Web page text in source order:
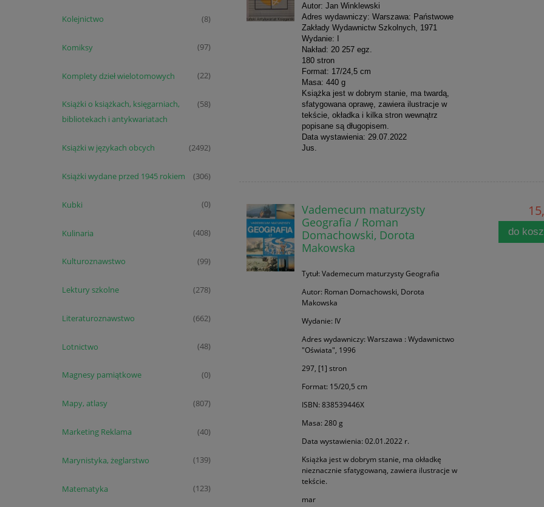
Kolejnictwo (8)
Komiksy (97)
Komplety dzieł wielotomowych (22)
Książki o książkach, księgarniach,
bibliotekach i antykwariatach
(58)
Książki w językach obcych (2492)
Książki wydane przed 1945 rokiem (306)
Kubki (0)
Kulinaria (408)
Kulturoznawstwo (99)
Lektury szkolne (278)
Literaturoznawstwo (662)
Lotnictwo (48)
Magnesy pamiątkowe (0)
Mapy, atlasy (807)
Marketing Reklama (40)
Marynistyka, żeglarstwo (139)
Matematyka (123)
Autor: Jan Winklewski
Adres wydawniczy: Warszawa: Państwowe
Zakłady Wydawnictw Szkolnych, 1971
Wydanie: I
Nakład: 20 257 egz.
180 stron
Format: 17/24,5 cm
Masa: 440 g
Książka jest w dobrym stanie, ma twardą,
sfatygowana oprawę, zawiera ilustracje w
tekście, okładka i kilka stron wewnątrz
popisane są długopisem.
Data wystawienia: 29.07.2022
Jus.
Vademecum maturzysty
Geografia / Roman
Domachowski, Dorota
Makowska
Tytuł: Vademecum maturzysty Geografia
Autor: Roman Domachowski, Dorota
Makowska
Wydanie: IV
Adres wydawniczy: Warszawa : Wydawnictwo
"Oświata", 1996
297, [1] stron
Format: 15/20,5 cm
ISBN: 838539446X
Masa: 280 g
Data wystawienia: 02.01.2022 r.
Książka jest w dobrym stanie, ma okładkę
nieznacznie sfatygowaną, zawiera ilustracje w
tekście.
mar
do